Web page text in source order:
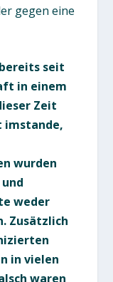
gegen eine
seit
in einem
Zeit
imstande,
wurden
weder
Zusätzlich
in vielen
waren